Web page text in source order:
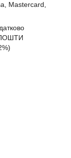
Mastercard,